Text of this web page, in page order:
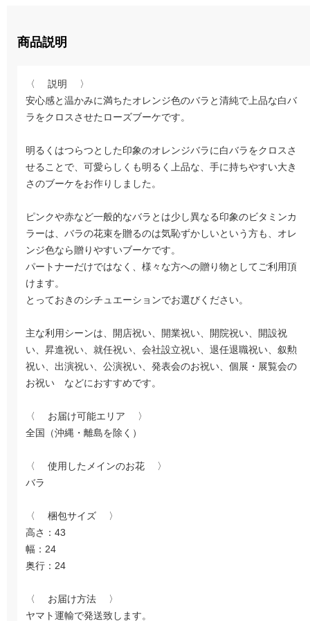
商品説明
〈 説明 〉
安心感と温かみに満ちたオレンジ色のバラと清純で上品な白バ
ラをクロスさせたローズブーケです。
明るくはつらつとした印象のオレンジバラに白バラをクロスさ
せることで、可愛らしくも明るく上品な、手に持ちやすい大き
さのブーケをお作りしました。
ピンクや赤など一般的なバラとは少し異なる印象のビタミンカ
ラーは、バラの花束を贈るのは気恥ずかしいという方も、オレ
ンジ色なら贈りやすいブーケです。
パートナーだけではなく、様々な方への贈り物としてご利用頂
けます。
とっておきのシチュエーションでお選びください。
主な利用シーンは、開店祝い、開業祝い、開院祝い、開設祝
い、昇進祝い、就任祝い、会社設立祝い、退任退職祝い、叙勲
祝い、出演祝い、公演祝い、発表会のお祝い、個展・展覧会の
お祝い などにおすすめです。
〈 お届け可能エリア 〉
全国（沖縄・離島を除く）
〈 使用したメインのお花 〉
バラ
〈 梱包サイズ 〉
高さ：43
幅：24
奥行：24
〈 お届け方法 〉
ヤマト運輸で発送致します。